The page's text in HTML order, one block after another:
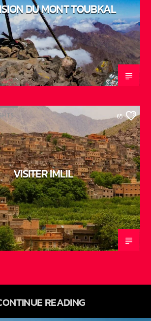
DU MONT TOUBKAL
65
VISITER IMLIL
READING